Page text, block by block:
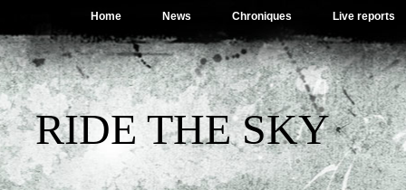
Home News Chroniques Live reports
RIDE THE SKY